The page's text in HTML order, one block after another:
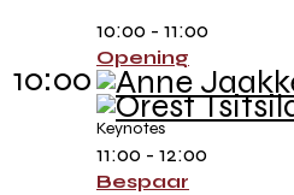
10:00
10:00 - 11:00
Opening
Keynotes
11:00 - 12:00
Bespaar